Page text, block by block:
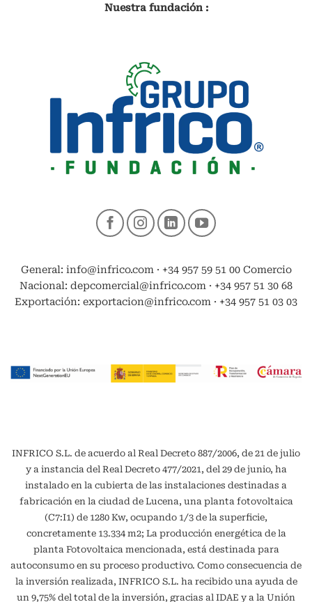
Nuestra fundación :
General: info@infrico.com · +34 957 59 51 00 Comercio
Nacional: depcomercial@infrico.com · +34 957 51 30 68
Exportación: exportacion@infrico.com · +34 957 51 03 03
INFRICO S.L. de acuerdo al Real Decreto 887/2006, de 21 de julio
y a instancia del Real Decreto 477/2021, del 29 de junio, ha
instalado en la cubierta de las instalaciones destinadas a
fabricación en la ciudad de Lucena, una planta fotovoltaica
(C7:I1) de 1280 Kw, ocupando 1/3 de la superficie,
concretamente 13.334 m2; La producción energética de la
planta Fotovoltaica mencionada, está destinada para
autoconsumo en su proceso productivo. Como consecuencia de
la inversión realizada, INFRICO S.L. ha recibido una ayuda de
un 9,75% del total de la inversión, gracias al IDAE y a la Unión